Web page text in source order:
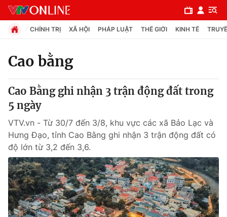
Chuyên mục
Chính trị
Xã hội
Pháp luật
Y tế
CHÍNH TRỊ XÃ HỘI PHÁP LUẬT THẾ GIỚI KINH TẾ
Cao bằng
Cao Bằng ghi nhận 3 trận động đất trong
5 ngày
VTV.vn - Từ 30/7 đến 3/8, khu vực các xã Bảo Lạc và
Hưng Đạo, tỉnh Cao Bằng ghi nhận 3 trận động đất có
độ lớn từ 3,2 đến 3,6.